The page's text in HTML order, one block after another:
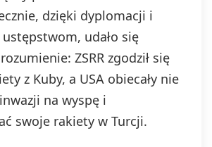
dzięki dyplomacji i
udało się
ZSRR zgodził się
z Kuby, a USA obiecały nie
na wyspę i
swoje rakiety w Turcji.